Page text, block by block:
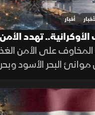
أخبار
الأوكرانية.. تهدد
المخاوف على الأمن
البحر الأسود
ما يهدد صادرات
وأسعار الغذاء.